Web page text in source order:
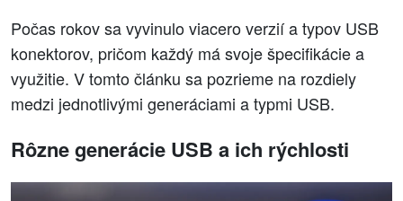
Počas rokov sa vyvinulo viacero verzií a typov USB
konektorov, pričom každý má svoje špecifikácie a
využitie. V tomto článku sa pozrieme na rozdiely
medzi jednotlivými generáciami a typmi USB.
Rôzne generácie USB a ich rýchlosti